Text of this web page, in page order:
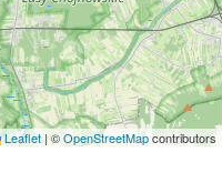
Leaflet | ©OpenStreetMapcontributors